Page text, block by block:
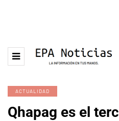
ACTUALIDAD
Qhapag es el